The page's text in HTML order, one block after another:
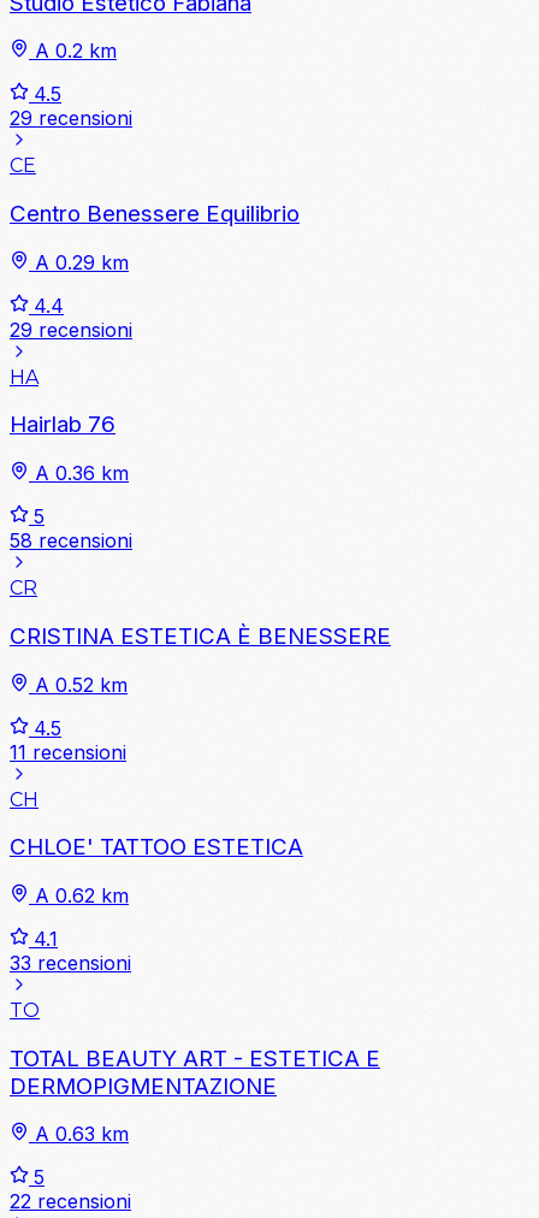
A 0.2 km
4.5
29 recensioni
CE
Centro Benessere Equilibrio
A 0.29 km
4.4
29 recensioni
HA
Hairlab 76
A 0.36 km
5
58 recensioni
CR
CRISTINA ESTETICA È BENESSERE
A 0.52 km
4.5
11 recensioni
CH
CHLOE' TATTOO ESTETICA
A 0.62 km
4.1
33 recensioni
TO
TOTAL BEAUTY ART - ESTETICA E
DERMOPIGMENTAZIONE
A 0.63 km
5
22 recensioni